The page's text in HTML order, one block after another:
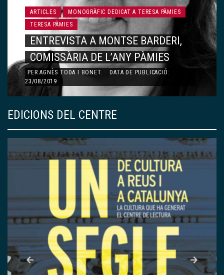
ARTICLES
MONOGRÀFIC DEDICAT A TERESA PÀMIES
TERESA PÀMIES
CARTA A LA TERESA PÀMIES
PERMARIA BARBAL
EDICIONS DEL CENTRE